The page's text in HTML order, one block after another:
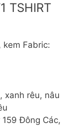
TSHIRT
kem Fabric:
xanh rêu, nâu
Đông Các,